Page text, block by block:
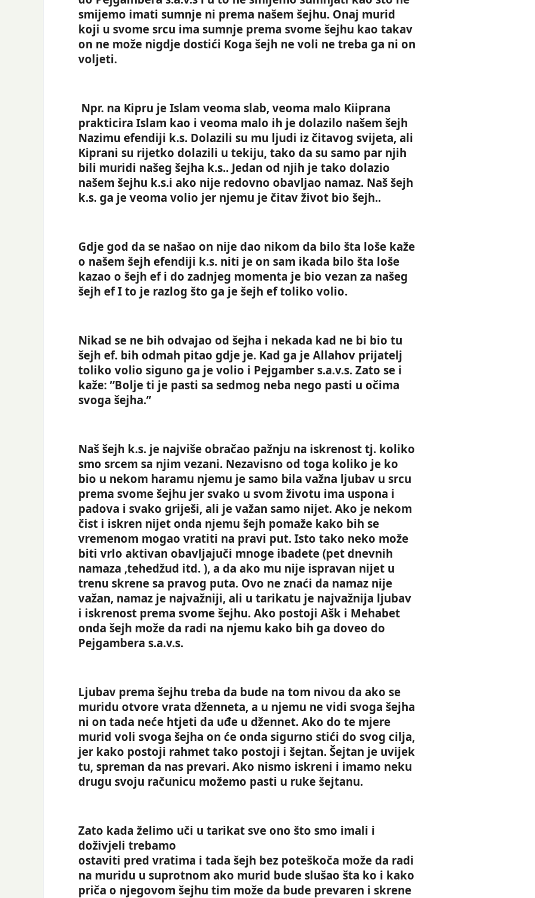
smijemo imati sumnje ni prema našem šejhu. Onaj murid
koji u svome srcu ima sumnje prema svome šejhu kao takav
on ne može nigdje dostići Koga šejh ne voli ne treba ga ni on
voljeti.
Npr. na Kipru je Islam veoma slab, veoma malo Kiiprana
prakticira Islam kao i veoma malo ih je dolazilo našem šejh
Nazimu efendiji k.s. Dolazili su mu ljudi iz čitavog svijeta, ali
Kiprani su rijetko dolazili u tekiju, tako da su samo par njih
bili muridi našeg šejha k.s.. Jedan od njih je tako dolazio
našem šejhu k.s.i ako nije redovno obavljao namaz. Naš šejh
k.s. ga je veoma volio jer njemu je čitav život bio šejh..
Gdje god da se našao on nije dao nikom da bilo šta loše kaže
o našem šejh efendiji k.s. niti je on sam ikada bilo šta loše
kazao o šejh ef i do zadnjeg momenta je bio vezan za našeg
šejh ef I to je razlog što ga je šejh ef toliko volio.
Nikad se ne bih odvajao od šejha i nekada kad ne bi bio tu
šejh ef. bih odmah pitao gdje je. Kad ga je Allahov prijatelj
toliko volio siguno ga je volio i Pejgamber s.a.v.s. Zato se i
kaže: ”Bolje ti je pasti sa sedmog neba nego pasti u očima
svoga šejha.”
Naš šejh k.s. je najviše obračao pažnju na iskrenost tj. koliko
smo srcem sa njim vezani. Nezavisno od toga koliko je ko
bio u nekom haramu njemu je samo bila važna ljubav u srcu
prema svome šejhu jer svako u svom životu ima uspona i
padova i svako griješi, ali je važan samo nijet. Ako je nekom
čist i iskren nijet onda njemu šejh pomaže kako bih se
vremenom mogao vratiti na pravi put. Isto tako neko može
biti vrlo aktivan obavljajuči mnoge ibadete (pet dnevnih
namaza ,tehedžud itd. ), a da ako mu nije ispravan nijet u
trenu skrene sa pravog puta. Ovo ne znaći da namaz nije
važan, namaz je najvažniji, ali u tarikatu je najvažnija ljubav
i iskrenost prema svome šejhu. Ako postoji Ašk i Mehabet
onda šejh može da radi na njemu kako bih ga doveo do
Pejgambera s.a.v.s.
Ljubav prema šejhu treba da bude na tom nivou da ako se
muridu otvore vrata dženneta, a u njemu ne vidi svoga šejha
ni on tada neće htjeti da uđe u džennet. Ako do te mjere
murid voli svoga šejha on će onda sigurno stići do svog cilja,
jer kako postoji rahmet tako postoji i šejtan. Šejtan je uvijek
tu, spreman da nas prevari. Ako nismo iskreni i imamo neku
drugu svoju računicu možemo pasti u ruke šejtanu.
Zato kada želimo uči u tarikat sve ono što smo imali i
doživjeli trebamo
ostaviti pred vratima i tada šejh bez poteškoča može da radi
na muridu u suprotnom ako murid bude slušao šta ko i kako
priča o njegovom šejhu tim može da bude prevaren i skrene
Ko god slijedi Allahov
Šejh Ismail ef. Bismillahi-r-
Rahmani-r-Rahim. Ko god slijedi
Allahov put treba da zna da je to i
put Allahovih evlija. Allah dž.š. putem
svojih evlija šalje svojim slugama,oni
se hrane na Allahovom izvoru,piju sa
Njegovog duhovnog izvora. Ko god
ode na vrata jednog evlije,on je došao
i […]